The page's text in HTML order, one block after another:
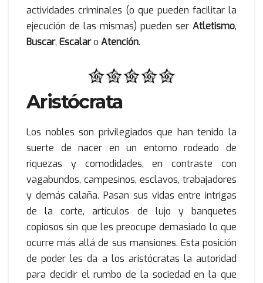
actividades criminales (o que pueden facilitar la
ejecución de las mismas) pueden ser Atletismo,
Buscar, Escalaro Atención.
Aristócrata
Los nobles son privilegiados que han tenido la
suerte de nacer en un entorno rodeado de
riquezas y comodidades, en contraste con
vagabundos, campesinos, esclavos, trabajadores
y demás calaña. Pasan sus vidas entre intrigas
de la corte, artículos de lujo y banquetes
copiosos sin que les preocupe demasiado lo que
ocurre más allá de sus mansiones. Esta posición
de poder les da a los aristócratas la autoridad
para decidir el rumbo de la sociedad en la que